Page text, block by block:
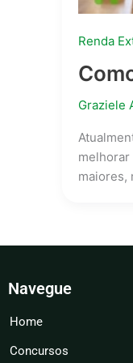
Renda
Graziele
melhorar
maiores,
Navegue
Home
Concursos